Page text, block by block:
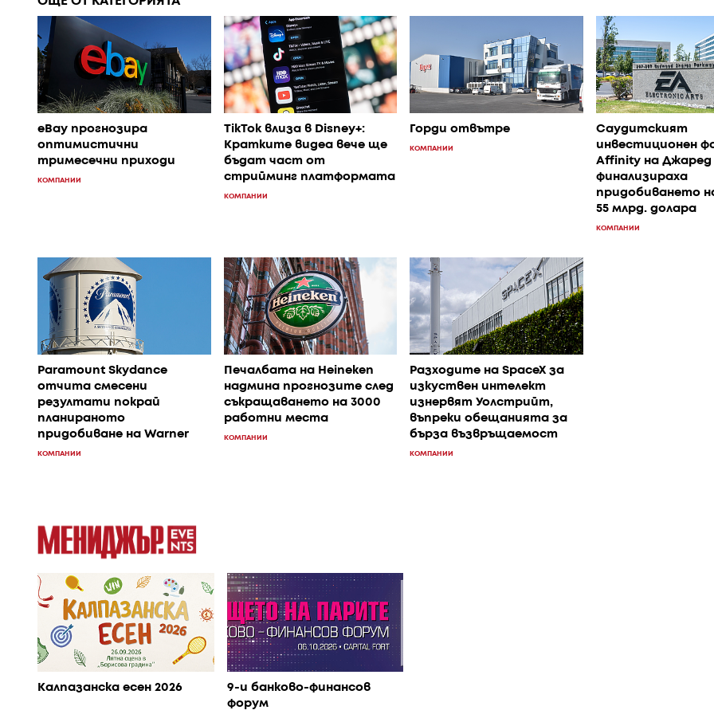
eBay прогнозира
оптимистични
тримесечни приходи
КОМПАНИИ
TikTok влиза в Disney+:
Кратките видеа вече ще
бъдат част от
стрийминг платформата
КОМПАНИИ
Горди отвътре
КОМПАНИИ
Саудитският
инвестиционен
Affinity на Джаред
финализираха
придобиването
55 млрд. долара
КОМПАНИИ
Paramount Skydance
отчита смесени
резултати покрай
планираното
придобиване на Warner
КОМПАНИИ
Печалбата на Heineken
надмина прогнозите след
съкращаването на 3000
работни места
КОМПАНИИ
Разходите на SpaceX за
изкуствен интелект
изнервят Уолстрийт,
въпреки обещанията за
бърза възвръщаемост
КОМПАНИИ
Калпазанска есен 2026
9-и банково-финансов
форум